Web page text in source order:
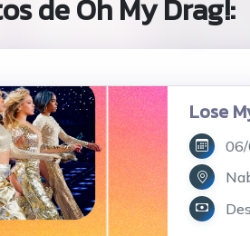
de Oh My Drag!:
Lose